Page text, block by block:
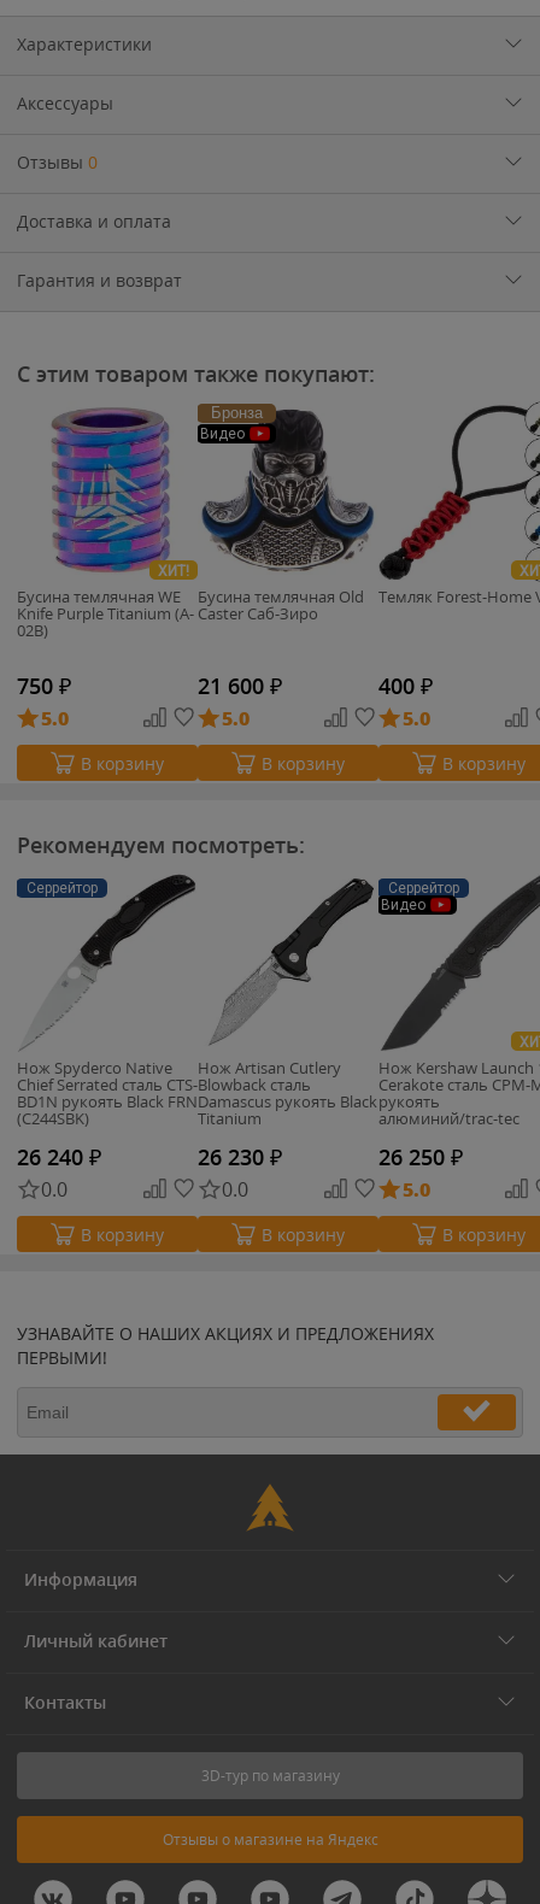
Характеристики
Аксессуары
Отзывы 0
Доставка и оплата
Гарантия и возврат
С этим товаром также покупают:
ХИТ!
Бусина темлячная WE
Knife Purple Titanium (A-
02B)
750 ₽
5.0
В корзину
Бронза
Видео
Бусина темлячная Old
Caster Саб-Зиро
21 600 ₽
5.0
В корзину
Темляк Forest-Home
400 ₽
5.0
В корзину
Рекомендуем посмотреть:
Серрейтор
Нож Spyderco Native
Chief Serrated сталь CTS-
BD1N рукоять Black FRN
(C244SBK)
26 240 ₽
0.0
В корзину
Нож Artisan Cutlery
Blowback сталь
Damascus рукоять Black
Titanium
26 230 ₽
0.0
В корзину
Серрейтор
Видео
Нож Kershaw Launch
Cerakote сталь CPM-
рукоять
алюминий/trac-tec
26 250 ₽
5.0
В корзину
УЗНАВАЙТЕ О НАШИХ АКЦИЯХ И ПРЕДЛОЖЕНИЯХ
ПЕРВЫМИ!
Информация
Личный кабинет
Контакты
3D-тур по магазину
Отзывы о магазине на Яндекс